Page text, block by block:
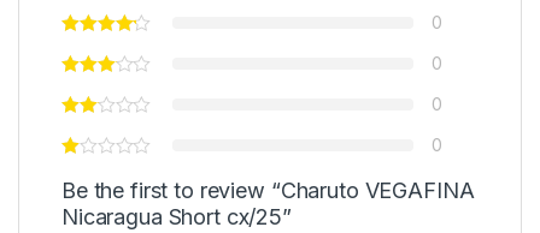
0
0
0
0
Be the first to review “Charuto VEGAFINA
Nicaragua Short cx/25”